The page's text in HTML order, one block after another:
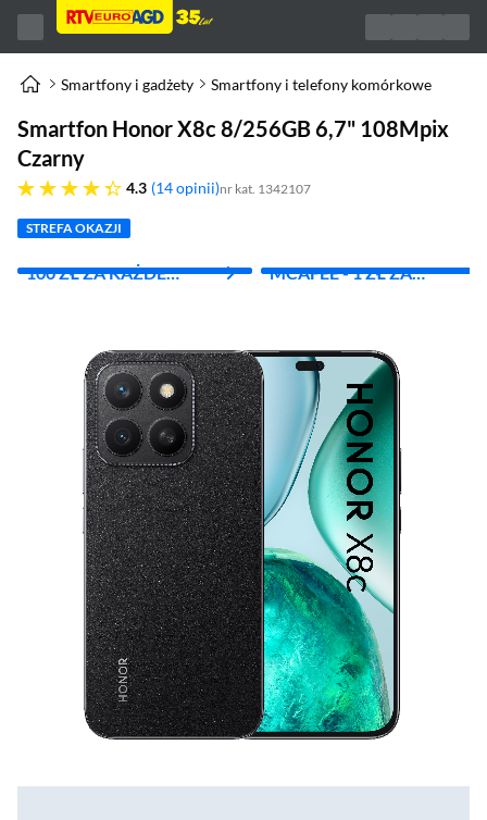
Smartfony i gadżety Smartfony i telefony komórkowe
Smartfon Honor X8c 8/256GB 6,7" 108Mpix
Czarny
4.3
4.3 gwiazdek 14 opinii nr kat. 1342107
STREFA OKAZJI
100 ZŁ ZA KAŻDE
MCAFEE - 1 ZŁ ZA